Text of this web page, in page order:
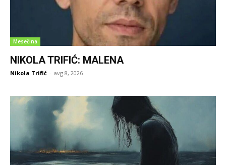
Mesečina
NIKOLA TRIFIĆ: MALENA
Nikola Trifić - avg 8, 2026